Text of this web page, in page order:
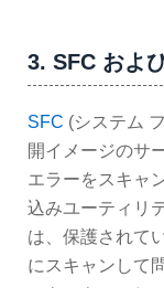
3. SFC およ
SFC (システム
開イメージのサ
エラーをスキャ
込みユーティリ
は、保護されて
にスキャンして